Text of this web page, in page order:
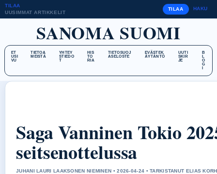
TILAA
UUSIMMAT ARTIKKELIT
TILAA HAKU
SANOMA SUOMI
ET
USI
VU
TIETOA
MEISTÄ
YHTEY
STIEDO
T
HIS
TO
RIA
TIETOSUOJ
ASELOSTE
EVÄSTEK
ÄYTÄNTÖ
UUTI
SKIR
JE
B
L
O
G
Saga Vanninen Tokio
seitsenottelussa
JUHANI LAURI LAAKSONEN NIEMINEN • 2026-04-24 • TARKISTANUT ELIAS